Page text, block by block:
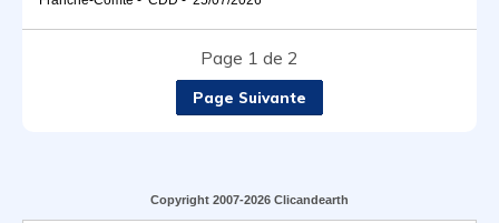
Page 1 de 2
Page Suivante
Copyright 2007-2026 Clicandearth